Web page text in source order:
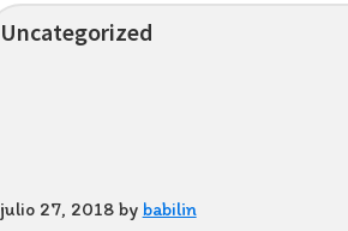
Uncategorized
julio 27, 2018by babilin